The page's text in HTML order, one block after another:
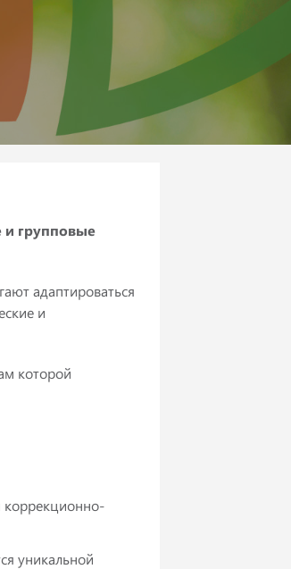
и групповые
адаптироваться
и
которой
коррекционно-
уникальной